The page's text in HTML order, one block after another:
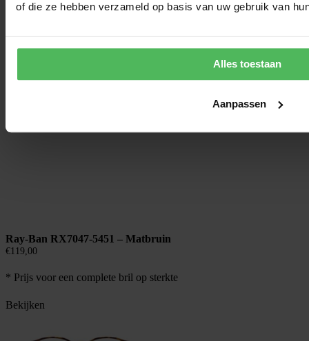
of die ze hebben verzameld op basis van uw gebruik van
Alles toestaan
Aanpassen
Ray-Ban RX7047-5451 – Matbruin
€119,00
* Prijs voor een complete bril op sterkte
Bekijken